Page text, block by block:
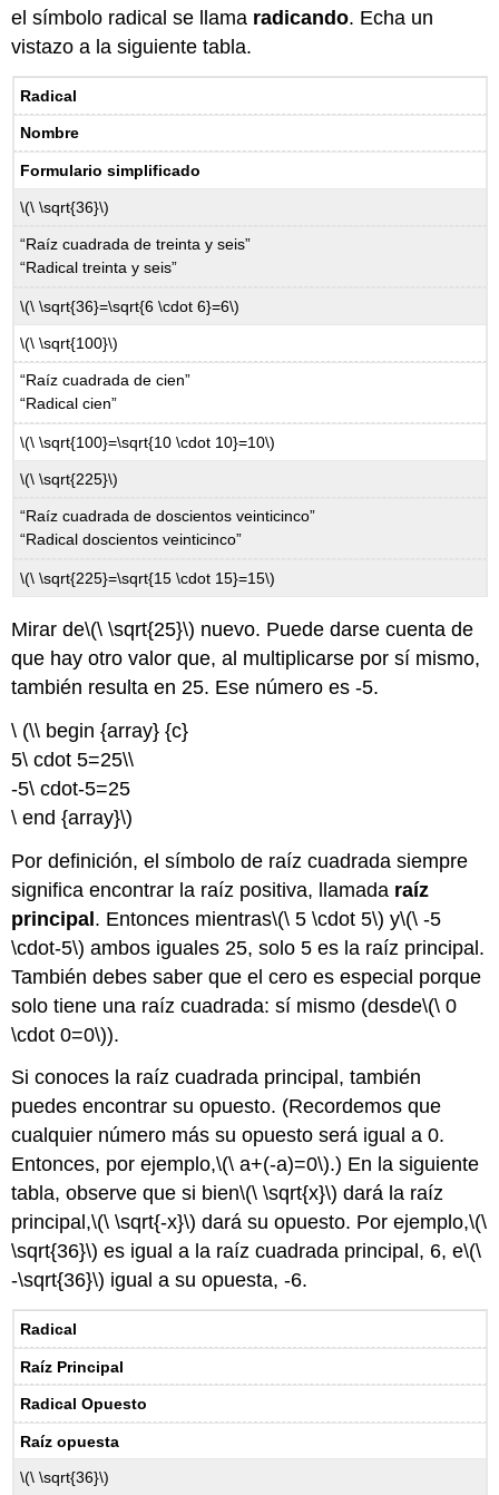
el símbolo radical se llama radicando. Echa un
vistazo a la siguiente tabla.
Radical
Nombre
Formulario simplificado
\(\ \sqrt{36}\)
“Raíz cuadrada de treinta y seis”
“Radical treinta y seis”
\(\ \sqrt{36}=\sqrt{6 \cdot 6}=6\)
\(\ \sqrt{100}\)
“Raíz cuadrada de cien”
“Radical cien”
\(\ \sqrt{100}=\sqrt{10 \cdot 10}=10\)
\(\ \sqrt{225}\)
“Raíz cuadrada de doscientos veinticinco”
“Radical doscientos veinticinco”
\(\ \sqrt{225}=\sqrt{15 \cdot 15}=15\)
Mirar de\(\ \sqrt{25}\) nuevo. Puede darse cuenta de
que hay otro valor que, al multiplicarse por sí mismo,
también resulta en 25. Ese número es -5.
\ (\\ begin {array} {c}
5\ cdot 5=25\\
-5\ cdot-5=25
\ end {array}\)
Por definición, el símbolo de raíz cuadrada siempre
significa encontrar la raíz positiva, llamada raíz
principal. Entonces mientras\(\ 5 \cdot 5\) y\(\ -5
\cdot-5\) ambos iguales 25, solo 5 es la raíz principal.
También debes saber que el cero es especial porque
solo tiene una raíz cuadrada: sí mismo (desde\(\ 0
\cdot 0=0\)).
Si conoces la raíz cuadrada principal, también
puedes encontrar su opuesto. (Recordemos que
cualquier número más su opuesto será igual a 0.
Entonces, por ejemplo,\(\ a+(-a)=0\).) En la siguiente
tabla, observe que si bien\(\ \sqrt{x}\) dará la raíz
principal,\(\ \sqrt{-x}\) dará su opuesto. Por ejemplo,\(\
\sqrt{36}\) es igual a la raíz cuadrada principal, 6, e\(\
-\sqrt{36}\) igual a su opuesta, -6.
Radical
Raíz Principal
Radical Opuesto
Raíz opuesta
\(\ \sqrt{36}\)